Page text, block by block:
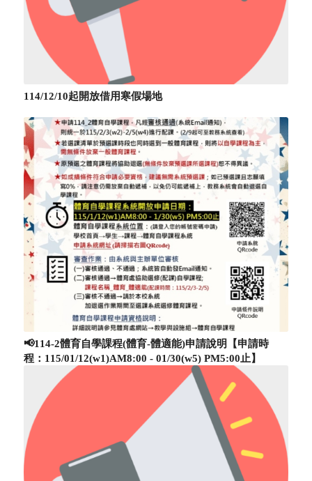
114/12/10起開放借用寒假場地
📢114-2體育自學課程(體育-體適能)申請說明【申請時
程：115/01/12(w1)AM8:00 - 01/30(w5) PM5:00止】